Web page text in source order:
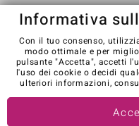
Condizioni generali di
Note legali
Visit our
Informativa
Con il tuo consenso,
modo ottimale e per
pulsante "Accetta", accetti
l'uso dei cookie o decidi
ulteriori informazioni,